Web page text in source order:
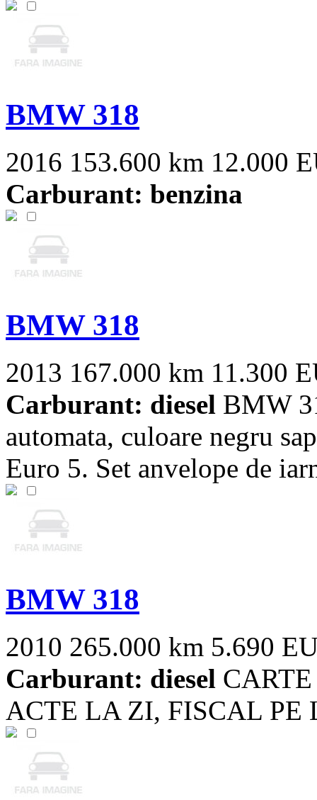
BMW 318
2016 153.600 km 12.000
Carburant: benzina
BMW 318
2013 167.000 km 11.300
Carburant: diesel BMW
automata, culoare negru
Euro 5. Set anvelope de
BMW 318
2010 265.000 km 5.690
Carburant: diesel
ACTE LA ZI, FISCAL PE